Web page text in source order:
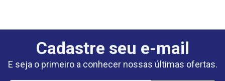
Cadastre seu e-mail
E seja o primeiro a conhecer nossas últimas ofertas.